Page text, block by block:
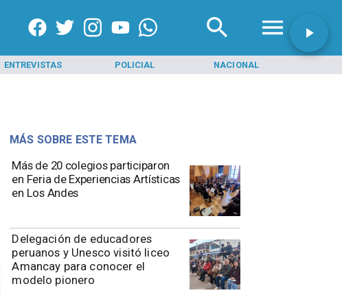
ENTREVISTAS POLICIAL NACIONAL
Más de 20 colegios participaron
en Feria de Experiencias Artísticas
en Los Andes
Delegación de educadores
peruanos y Unesco visitó liceo
Amancay para conocer el
modelo pionero
MÁS SOBRE ESTE TEMA